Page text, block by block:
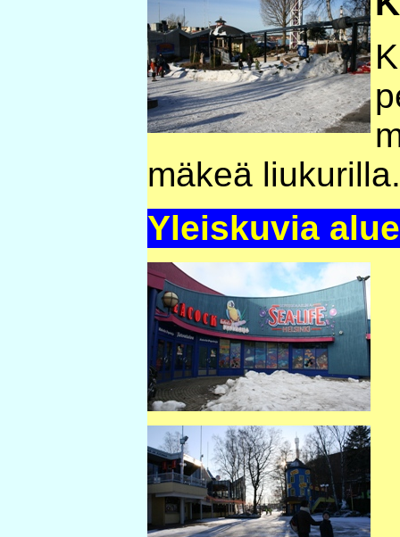
mäkeä liukurilla.
Yleiskuvia